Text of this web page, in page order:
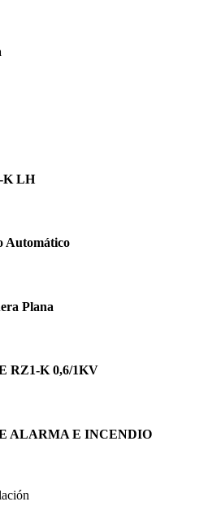
K LH
Automático
Plana
RZ1-K 0,6/1KV
ALARMA E INCENDIO